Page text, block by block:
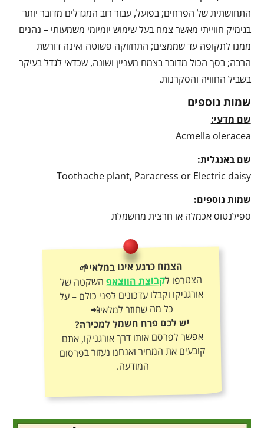
התחושתית של הפרחים; בפועל, עבור רוב המגדלים מדובר יותר
בגימיק חווייתי מאשר צמח בעל שימוש יומיומי משמעותי – נהנים
ממנו לתקופה עד שממצים; התחזוקה פשוטה ואינה דורשת
הרבה; בסך הכול מדובר בצמח מעניין ושונה, שכדאי לגדל בעיקר
בשביל החוויה והסקרנות.
שמות נוספים
שם מדעי:
Acmella oleracea
שם באנגלית:
Toothache plant, Paracress or Electric daisy
שמות נוספים:
ספילנטוס אכמלה או חרצית מחשמלת
הצמח כרגע אינו במלאי🌱
הצטרפו לקבוצת הווצאפהשקטה של
אורגניקו וקבלו עדכונים לפני כולם – על
כל מה שחוזר למלאי📲
יש לכם פרח חשמל למכירה?
אפשר לפרסם אותו דרך אורגניקו, אתם
קובעים את המחיר ואנחנו נעזור בפרסום
המודעה.